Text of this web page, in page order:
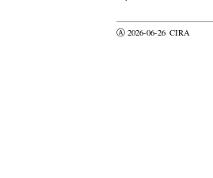
Ⓐ 2026-06-26 CIRA